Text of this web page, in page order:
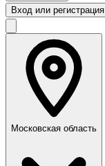
Вход или регистрация
Московская область